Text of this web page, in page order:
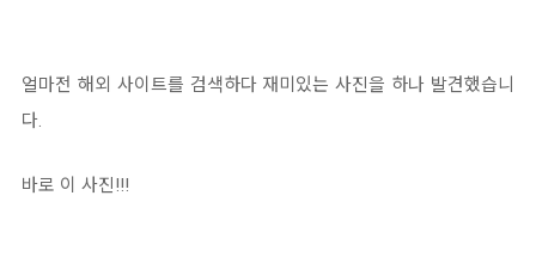
얼마전 해외 사이트를 검색하다 재미있는 사진을 하나 발견했습니
다.
바로 이 사진!!!